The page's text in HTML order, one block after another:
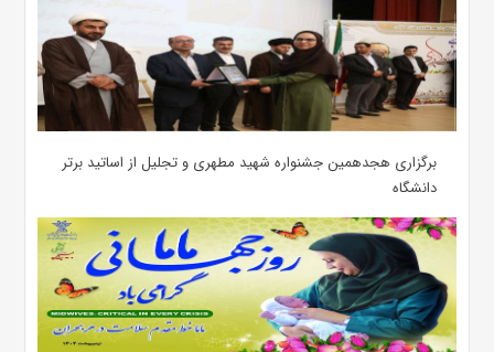
برگزاری هجدهمین جشنواره شهید مطهری و تجلیل از اساتید برتر
دانشگاه